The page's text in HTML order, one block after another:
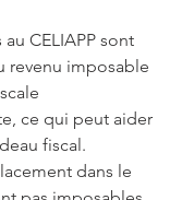
CELIAPP sont
revenu imposable
ce qui peut aider
fiscal.
dans le